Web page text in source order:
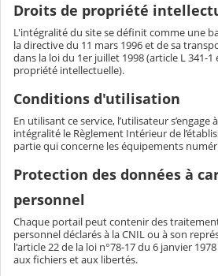
Droits de propriété
L'intégralité du site se définit comme une
la directive du 11 mars 1996 et de sa
dans la loi du 1er juillet 1998 (article L 341-
propriété intellectuelle).
Conditions d'utilisation
En utilisant ce service, l’utilisateur s’engage
intégralité le Règlement Intérieur de
partie qui concerne les équipements
Protection des données à
personnel
Chaque portail peut contenir des
personnel déclarés à la CNIL ou à son
l'article 22 de la loi n°78-17 du 6 janvier
aux fichiers et aux libertés.